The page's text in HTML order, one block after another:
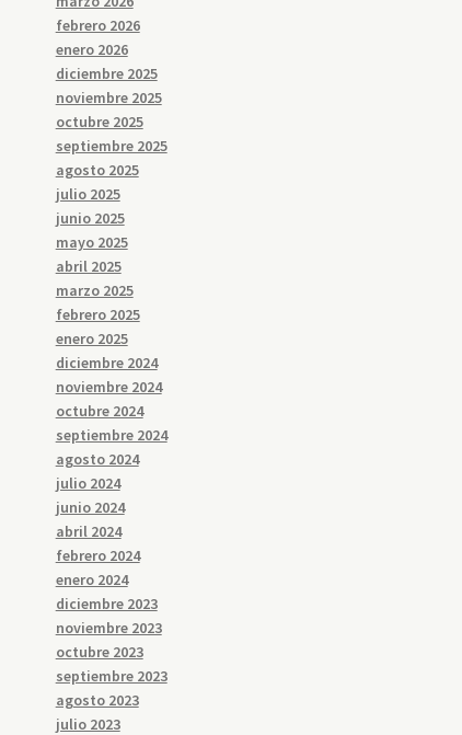
febrero 2026
enero 2026
diciembre 2025
noviembre 2025
octubre 2025
septiembre 2025
agosto 2025
julio 2025
junio 2025
mayo 2025
abril 2025
marzo 2025
febrero 2025
enero 2025
diciembre 2024
noviembre 2024
octubre 2024
septiembre 2024
agosto 2024
julio 2024
junio 2024
abril 2024
febrero 2024
enero 2024
diciembre 2023
noviembre 2023
octubre 2023
septiembre 2023
agosto 2023
julio 2023